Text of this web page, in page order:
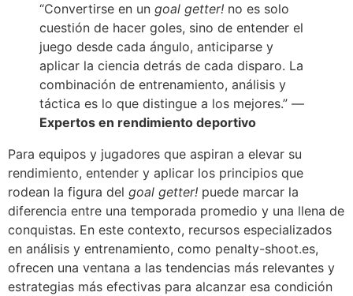
“Convertirse en un goal getter! no es solo
cuestión de hacer goles, sino de entender el
juego desde cada ángulo, anticiparse y
aplicar la ciencia detrás de cada disparo. La
combinación de entrenamiento, análisis y
táctica es lo que distingue a los mejores.” —
Expertos en rendimiento deportivo
Para equipos y jugadores que aspiran a elevar su
rendimiento, entender y aplicar los principios que
rodean la figura del goal getter! puede marcar la
diferencia entre una temporada promedio y una llena de
conquistas. En este contexto, recursos especializados
en análisis y entrenamiento, como penalty-shoot.es,
ofrecen una ventana a las tendencias más relevantes y
estrategias más efectivas para alcanzar esa condición